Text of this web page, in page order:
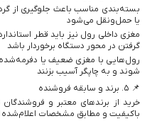
بسته‌بندی مناسب باعث جلوگیری از
یا حمل‌ونقل می‌شود
مغزی داخلی رول نیز باید قطر
گرفتن در محور دستگاه برخوردار باشد
رول‌هایی با مغزی ضعیف یا
شوند و به چاپگر آسیب بزنند
📌 ۵. برند و سابقه فروشنده
خرید از برندهای معتبر و
باکیفیت و مطابق مشخصات